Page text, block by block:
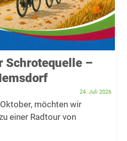
Schrotequelle –
24. Juli 2026
möchten wir
einer Radtour von